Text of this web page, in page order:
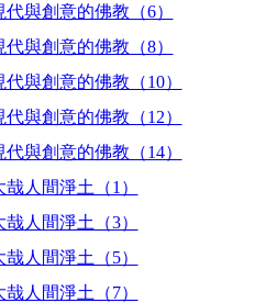
與創意的佛教（6）
與創意的佛教（8）
與創意的佛教（10）
與創意的佛教（12）
與創意的佛教（14）
人間淨土（1）
人間淨土（3）
人間淨土（5）
人間淨土（7）